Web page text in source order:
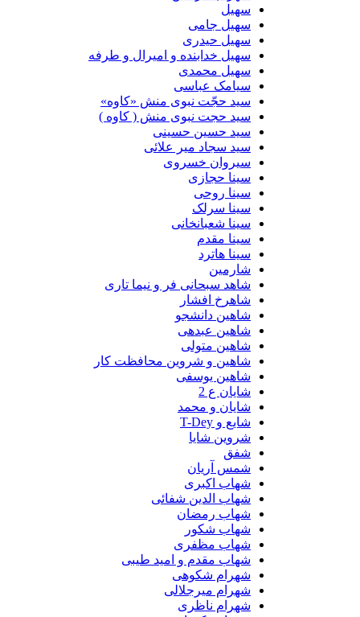
سهیل
سهیل جامی
سهیل حیدری
سهیل خدابنده و امیرال و طرفه
سهیل محمدی
سیامک عباسی
سید حجّت نبوی منش «کاوه»
سید حجت نبوی منش ( کاوه )
سید حسین حسینى
سید سجاد میر علائی
سیروان خسروی
سینا حجازی
سینا روحی
سینا سرلک
سینا شعبانخانی
سینا مقدم
سینا هاترد
شارمین
شاهد سبحانی فر و نیما تاری
شاهرخ افشار
شاهین دانشجو
شاهین عبدهی
شاهین متولی
شاهین و شروین محافظت کار
شاهین یوسفی
شایان ع 2
شایان و محمد
شایع و T-Dey
شروین شایا
شفق
شمس آریان
شهاب اکبری
شهاب الدین شفائی
شهاب رمضان
شهاب شکور
شهاب مظفری
شهاب مقدم و امید طیبی
شهرام شکوهی
شهرام میرجلالی
شهرام ناظری